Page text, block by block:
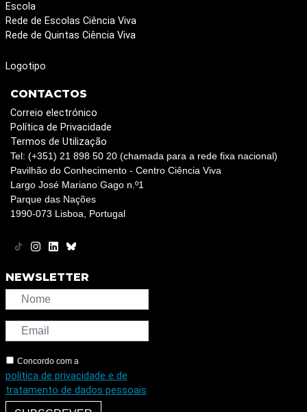
Escola
Rede de Escolas Ciência Viva
Rede de Quintas Ciência Viva
Logotipo
CONTACTOS
Correio electrónico
Política de Privacidade
Termos de Utilização
Tel: (+351) 21 898 50 20 (chamada para a rede fixa nacional)
Pavilhão do Conhecimento - Centro Ciência Viva
Largo José Mariano Gago n.º1
Parque das Nações
1990-073 Lisboa, Portugal
NEWSLETTER
Concordo com a
política de privacidade e de
tratamento de dados pessoais